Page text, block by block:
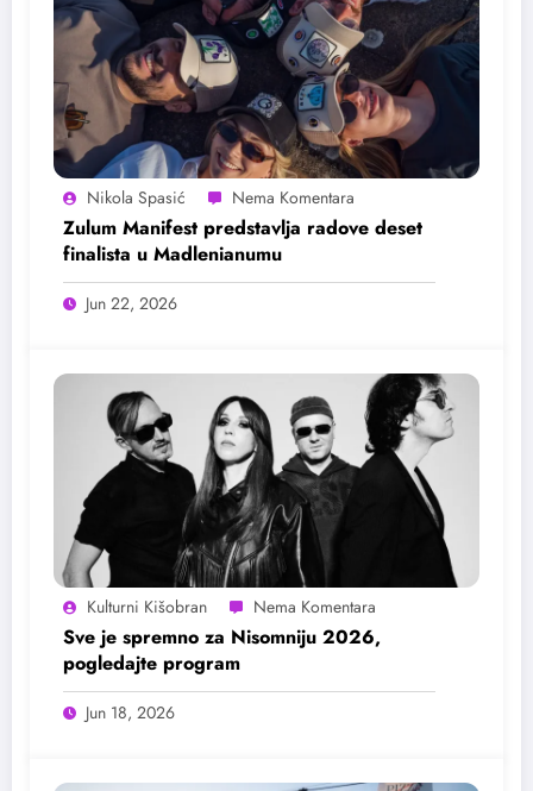
Nikola Spasić
Zulum Manifest predstavlja radove deset
finalista u Madlenianumu
Jun 22, 2026
Kulturni Kišobran
Sve je spremno za Nisomniju 2026,
pogledajte program
Jun 18, 2026